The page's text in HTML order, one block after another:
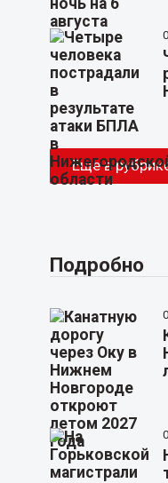
Еще в
Подробно